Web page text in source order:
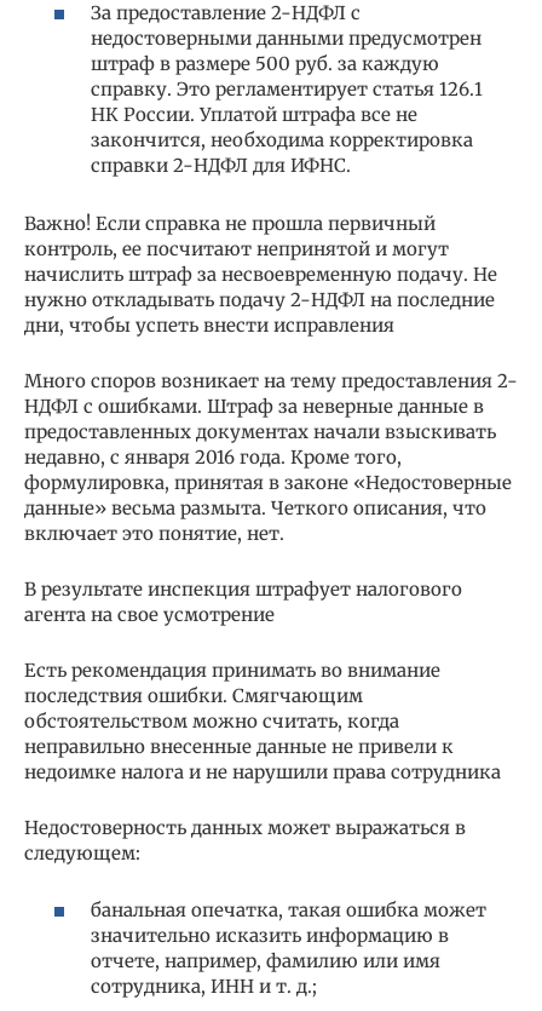
За предоставление 2-НДФЛ с
недостоверными данными предусмотрен
штраф в размере 500 руб. за каждую
справку. Это регламентирует статья 126.1
НК России. Уплатой штрафа все не
закончится, необходима корректировка
справки 2-НДФЛ для ИФНС.
Важно! Если справка не прошла первичный
контроль, ее посчитают непринятой и могут
начислить штраф за несвоевременную подачу. Не
нужно откладывать подачу 2-НДФЛ на последние
дни, чтобы успеть внести исправления
Много споров возникает на тему предоставления 2-
НДФЛ с ошибками. Штраф за неверные данные в
предоставленных документах начали взыскивать
недавно, с января 2016 года. Кроме того,
формулировка, принятая в законе «Недостоверные
данные» весьма размыта. Четкого описания, что
включает это понятие, нет.
В результате инспекция штрафует налогового
агента на свое усмотрение
Есть рекомендация принимать во внимание
последствия ошибки. Смягчающим
обстоятельством можно считать, когда
неправильно внесенные данные не привели к
недоимке налога и не нарушили права сотрудника
Недостоверность данных может выражаться в
следующем:
банальная опечатка, такая ошибка может
значительно исказить информацию в
отчете, например, фамилию или имя
сотрудника, ИНН и т. д.;